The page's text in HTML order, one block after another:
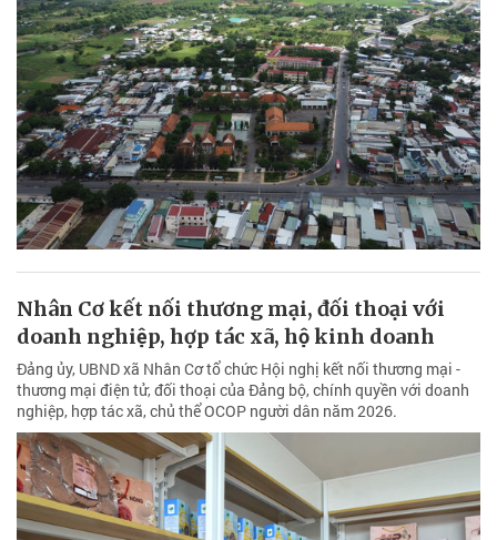
Nhân Cơ kết nối thương mại, đối thoại với
doanh nghiệp, hợp tác xã, hộ kinh doanh
Đảng ủy, UBND xã Nhân Cơ tổ chức Hội nghị kết nối thương mại -
thương mại điện tử, đối thoại của Đảng bộ, chính quyền với doanh
nghiệp, hợp tác xã, chủ thể OCOP người dân năm 2026.